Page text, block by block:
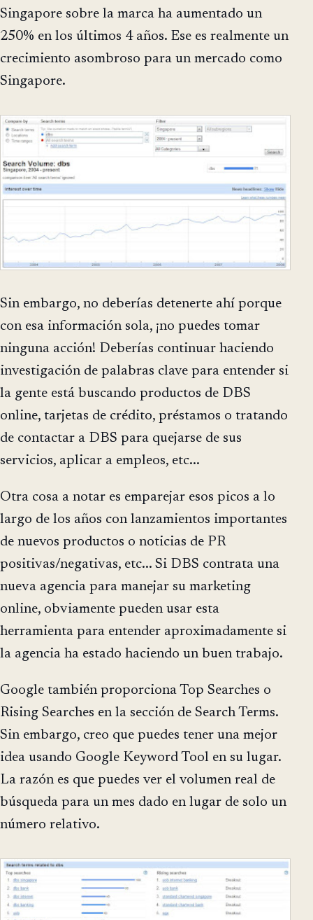
Singapore sobre la marca ha aumentado un
250% en los últimos 4 años. Ese es realmente un
crecimiento asombroso para un mercado como
Singapore.
Sin embargo, no deberías detenerte ahí porque
con esa información sola, ¡no puedes tomar
ninguna acción! Deberías continuar haciendo
investigación de palabras clave para entender si
la gente está buscando productos de DBS
online, tarjetas de crédito, préstamos o tratando
de contactar a DBS para quejarse de sus
servicios, aplicar a empleos, etc...
Otra cosa a notar es emparejar esos picos a lo
largo de los años con lanzamientos importantes
de nuevos productos o noticias de PR
positivas/negativas, etc... Si DBS contrata una
nueva agencia para manejar su marketing
online, obviamente pueden usar esta
herramienta para entender aproximadamente si
la agencia ha estado haciendo un buen trabajo.
Google también proporciona Top Searches o
Rising Searches en la sección de Search Terms.
Sin embargo, creo que puedes tener una mejor
idea usando Google Keyword Tool en su lugar.
La razón es que puedes ver el volumen real de
búsqueda para un mes dado en lugar de solo un
número relativo.